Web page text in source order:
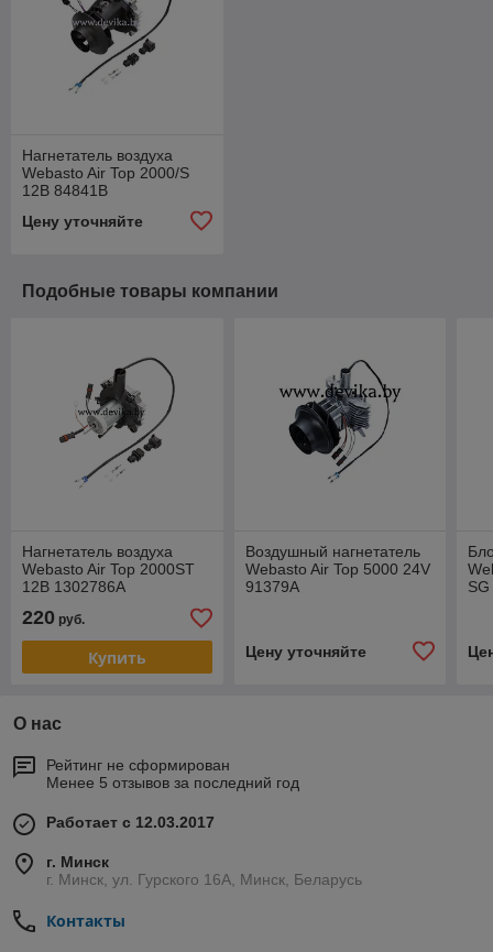
Нагнетатель воздуха
Webasto Air Top 2000/S
12В 84841В
Цену уточняйте
Подобные товары компании
Нагнетатель воздуха
Webasto Air Top 2000ST
12В 1302786A
220 руб.
Купить
Воздушный нагнетатель
Webasto Air Top 5000 24V
91379A
Цену уточняйте
О нас
Рейтинг не сформирован
Менее 5 отзывов за последний год
Работает с 12.03.2017
г. Минск
г. Минск, ул. Гурского 16А, Минск, Беларусь
Контакты